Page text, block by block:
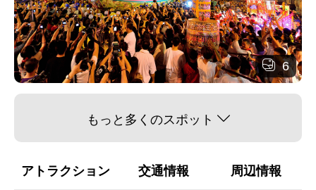
6
もっと多くのスポット
アトラクション 交通情報 周辺情報